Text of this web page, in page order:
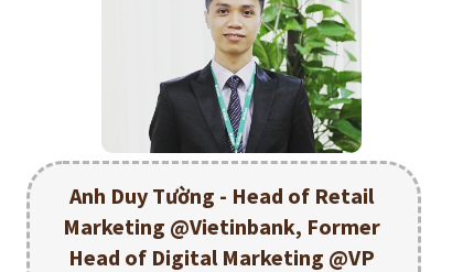
Anh Duy Tường - Head of Retail
Marketing @Vietinbank, Former
Head of Digital Marketing @VP